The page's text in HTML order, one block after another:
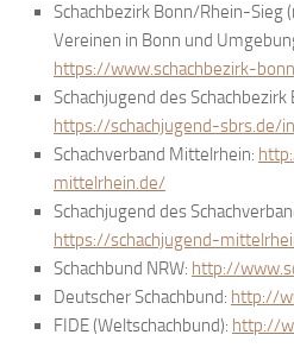
Vereinspokalturnier
Vereinsschnellschachmeisterschaft
Blitzturnierserie
Schnellturnierserie
Bayernpokal
Sommerturnier
Bonner Schnellschachturniere
Mannschaften
Schachbezirk Bonn/Rhein-Sieg
Vereinen in Bonn und
https://www.schachbezirk-
Schachjugend des
https://schachjugend-sbrs.de/
Schachverband Mittelrhein:
mittelrhein.de/
Schachjugend des
https://schachjugend-
Schachbund NRW: http://
Deutscher Schachbund: http://
FIDE (Weltschachbund): http://